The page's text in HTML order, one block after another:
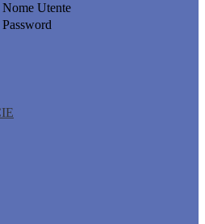
Nome Utente
Password